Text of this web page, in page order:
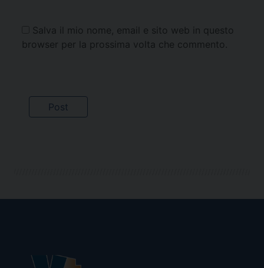
Salva il mio nome, email e sito web in questo
browser per la prossima volta che commento.